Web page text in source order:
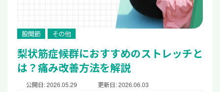
股関節 その他
梨状筋症候群におすすめのストレッチと
は？痛み改善方法を解説
公開日: 2026.05.29 更新日: 2026.06.03